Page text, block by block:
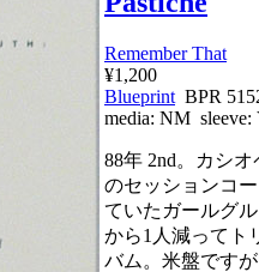
Remember That
¥1,200
Blueprint BPR
media: NM sleeve:
88年 2nd。カシ
のセッションコ
ていたガールグ
から1人減ってト
バム。米盤です